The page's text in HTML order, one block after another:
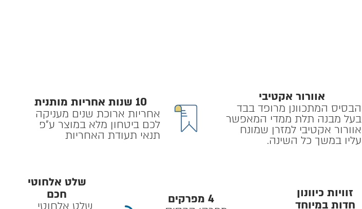
אוורור אקטיבי
הבסיס המתכוונן מרופד בבד
בעל מבנה תלת ממדי המאפשר
אוורור אקטיבי למזרן שמונח
עליו במשך כל השינה.
10 שנות אחריות מותנית
אחריות ארוכת שנים מעניקה
לכם ביטחון מלא במוצר ע״פ
תנאי תעודת האחריות
זוויות כיוונון
חדות במיוחד
4 מפרקים
שלט אלחוטי
חכם